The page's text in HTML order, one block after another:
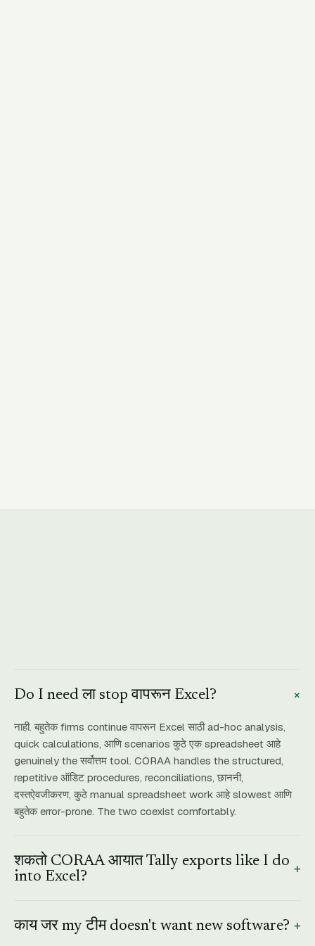
Do I need ला stop वापरून Excel? +
नाही. बहुतेक firms continue वापरून Excel साठी ad-hoc analysis,
quick calculations, आणि scenarios कुठे एक spreadsheet आहे
genuinely the सर्वोत्तम tool. CORAA handles the structured,
repetitive ऑडिट procedures, reconciliations, छाननी,
दस्तऐवजीकरण, कुठे manual spreadsheet work आहे slowest आणि
बहुतेक error-prone. The two coexist comfortably.
शकतो CORAA आयात Tally exports like I do
into Excel?
+
The difference आहे ते instead च्या manually cleaning आणि
काय जर my टीम doesn't want new software? +